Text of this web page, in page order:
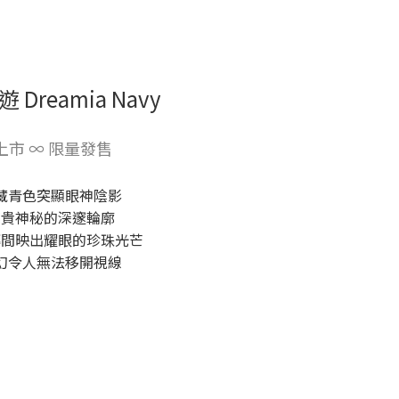
Dreamia Navy
市 ∞ 限量發售
青色突顯眼神陰影
神秘的深邃輪廓
映出耀眼的珍珠光芒
令人無法移開視線